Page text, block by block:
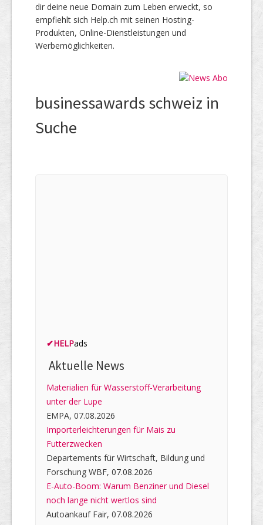
dir deine neue Domain zum Leben erweckt, so
empfiehlt sich Help.ch mit seinen Hosting-
Produkten, Online-Dienstleistungen und
Werbemöglichkeiten.
businessawards schweiz in
Suche
✔HELPads
Aktuelle News
Materialien für Wasserstoff-Verarbeitung
unter der Lupe
EMPA, 07.08.2026
Importerleichterungen für Mais zu
Futterzwecken
Departements für Wirtschaft, Bildung und
Forschung WBF, 07.08.2026
E-Auto-Boom: Warum Benziner und Diesel
noch lange nicht wertlos sind
Autoankauf Fair, 07.08.2026